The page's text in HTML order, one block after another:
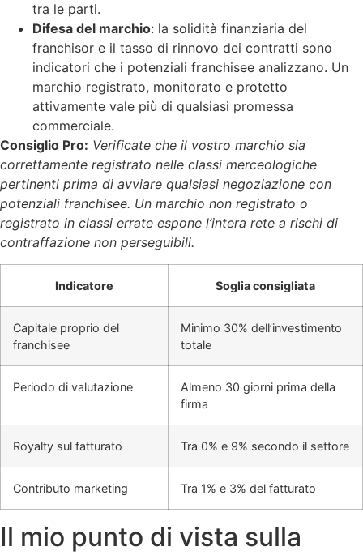
tra le parti.
Difesa del marchio: la solidità finanziaria del
franchisor e il tasso di rinnovo dei contratti sono
indicatori che i potenziali franchisee analizzano. Un
marchio registrato, monitorato e protetto
attivamente vale più di qualsiasi promessa
commerciale.
Consiglio Pro: Verificate che il vostro marchio sia
correttamente registrato nelle classi merceologiche
pertinenti prima di avviare qualsiasi negoziazione con
potenziali franchisee. Un marchio non registrato o
registrato in classi errate espone l’intera rete a rischi di
contraffazione non perseguibili.
Indicatore Soglia consigliata
Capitale proprio del
franchisee
Minimo 30% dell’investimento
totale
Periodo di valutazione
Almeno 30 giorni prima della
firma
Royalty sul fatturato Tra 0% e 9% secondo il settore
Contributo marketing Tra 1% e 3% del fatturato
Il mio punto di vista sulla